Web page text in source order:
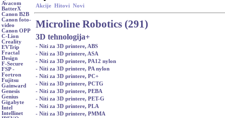
Avacom
BatterX
Canon B2B
Canon foto-
video
Canon OPP
C-Lion
Creality
EVTrip
Fractal
Design
F-Secure
FSP -
Fortron
Fujitsu
Gainward
Genesis
Genius
Gigabyte
Intel
Intellinet
Akcije Hitovi Novi
Microline Robotics (291)
3D tehnologija+
- Niti za 3D printere, ABS
- Niti za 3D printere, ASA
- Niti za 3D printere, PA12 nylon
- Niti za 3D printere, PA nylon
- Niti za 3D printere, PC+
- Niti za 3D printere, PCTG
- Niti za 3D printere, PEBA
- Niti za 3D printere, PET-G
- Niti za 3D printere, PLA
- Niti za 3D printere, PMMA